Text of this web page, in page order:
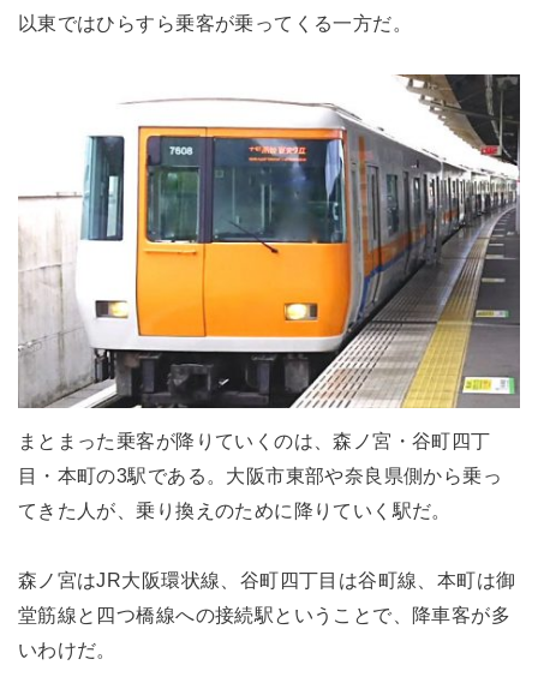
以東ではひらすら乗客が乗ってくる一方だ。
まとまった乗客が降りていくのは、森ノ宮・谷町四丁
目・本町の3駅である。大阪市東部や奈良県側から乗っ
てきた人が、乗り換えのために降りていく駅だ。
森ノ宮はJR大阪環状線、谷町四丁目は谷町線、本町は御
堂筋線と四つ橋線への接続駅ということで、降車客が多
いわけだ。